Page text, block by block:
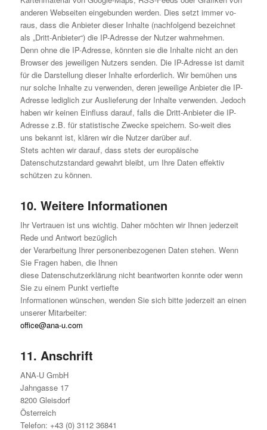
anderen Webseiten eingebunden werden. Dies setzt immer vo-
raus, dass die Anbieter dieser Inhalte (nachfolgend bezeichnet
als „Dritt-Anbieter“) die IP-Adresse der Nutzer wahrnehmen.
Denn ohne die IP-Adresse, könnten sie die Inhalte nicht an den
Browser des jeweiligen Nutzers senden. Die IP-Adresse ist damit
für die Darstellung dieser Inhalte erforderlich. Wir bemühen uns
nur solche Inhalte zu verwenden, deren jeweilige Anbieter die IP-
Adresse lediglich zur Auslieferung der Inhalte verwenden. Jedoch
haben wir keinen Einfluss darauf, falls die Dritt-Anbieter die IP-
Adresse z.B. für statistische Zwecke speichern. So-weit dies
uns bekannt ist, klären wir die Nutzer darüber auf.
Stets achten wir darauf, dass stets der europäische
Datenschutzstandard gewahrt bleibt, um Ihre Daten effektiv
schützen zu können.
10. Weitere Informationen
Ihr Vertrauen ist uns wichtig. Daher möchten wir Ihnen jederzeit
Rede und Antwort bezüglich
der Verarbeitung Ihrer personenbezogenen Daten stehen. Wenn
Sie Fragen haben, die Ihnen
diese Datenschutzerklärung nicht beantworten konnte oder wenn
Sie zu einem Punkt vertiefte
Informationen wünschen, wenden Sie sich bitte jederzeit an einen
unserer Mitarbeiter:
office@ana-u.com
11. Anschrift
ANA-U GmbH
Jahngasse 17
8200 Gleisdorf
Österreich
Telefon: +43 (0) 3112 36841